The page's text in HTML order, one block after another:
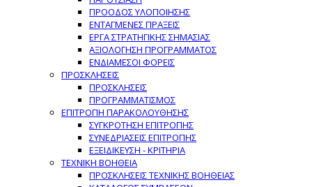
ΠΡΟΟΔΟΣ ΥΛΟΠΟΙΗΣΗΣ
ΕΝΤΑΓΜΕΝΕΣ ΠΡΑΞΕΙΣ
ΕΡΓΑ ΣΤΡΑΤΗΓΙΚΗΣ ΣΗΜΑΣΙΑΣ
ΑΞΙΟΛΟΓΗΣΗ ΠΡΟΓΡΑΜΜΑΤΟΣ
ΕΝΔΙΑΜΕΣΟΙ ΦΟΡΕΙΣ
ΠΡΟΣΚΛΗΣΕΙΣ
ΠΡΟΣΚΛΗΣΕΙΣ
ΠΡΟΓΡΑΜΜΑΤΙΣΜΟΣ
ΕΠΙΤΡΟΠΗ ΠΑΡΑΚΟΛΟΥΘΗΣΗΣ
ΣΥΓΚΡΟΤΗΣΗ ΕΠΙΤΡΟΠΗΣ
ΣΥΝΕΔΡΙΑΣΕΙΣ ΕΠΙΤΡΟΠΗΣ
ΕΞΕΙΔΙΚΕΥΣΗ - ΚΡΙΤΗΡΙΑ
ΤΕΧΝΙΚΗ ΒΟΗΘΕΙΑ
ΠΡΟΣΚΛΗΣΕΙΣ ΤΕΧΝΙΚΗΣ ΒΟΗΘΕΙΑΣ